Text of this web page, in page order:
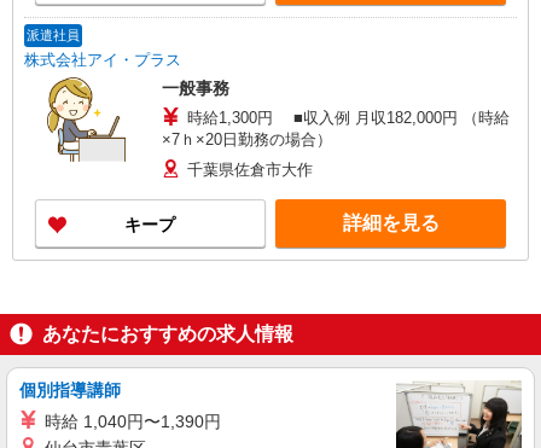
派遣社員
株式会社アイ・プラス
一般事務
時給1,300円 ■収入例 月収182,000円 （時給
×7ｈ×20日勤務の場合）
千葉県佐倉市大作
キープ 詳細を見る
あなたにおすすめの求人情報
個別指導講師
時給 1,040円〜1,390円